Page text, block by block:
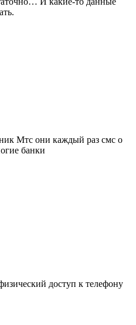
Мтс они каждый раз смс о
банки
доступ к телефону